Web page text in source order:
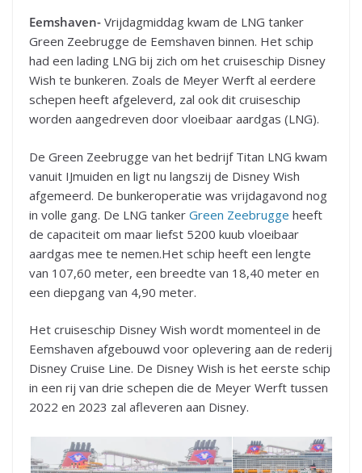
Eemshaven- Vrijdagmiddag kwam de LNG tanker
Green Zeebrugge de Eemshaven binnen. Het schip
had een lading LNG bij zich om het cruiseschip Disney
Wish te bunkeren. Zoals de Meyer Werft al eerdere
schepen heeft afgeleverd, zal ook dit cruiseschip
worden aangedreven door vloeibaar aardgas (LNG).
De Green Zeebrugge van het bedrijf Titan LNG kwam
vanuit IJmuiden en ligt nu langszij de Disney Wish
afgemeerd. De bunkeroperatie was vrijdagavond nog
in volle gang. De LNG tanker Green Zeebrugge heeft
de capaciteit om maar liefst 5200 kuub vloeibaar
aardgas mee te nemen.Het schip heeft een lengte
van 107,60 meter, een breedte van 18,40 meter en
een diepgang van 4,90 meter.
Het cruiseschip Disney Wish wordt momenteel in de
Eemshaven afgebouwd voor oplevering aan de rederij
Disney Cruise Line. De Disney Wish is het eerste schip
in een rij van drie schepen die de Meyer Werft tussen
2022 en 2023 zal afleveren aan Disney.